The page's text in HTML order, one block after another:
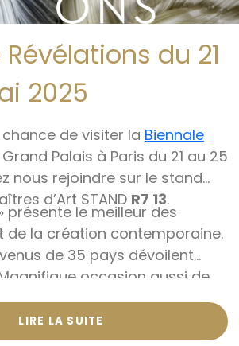
du 21
2025
de visiter la Biennale
Palais à Paris du 21 au 25
nous rejoindre sur le stand
d’Art STAND R7 13.
présente le meilleur des
de la création contemporaine.
de 35 pays dévoilent
occasion aussi de
du Grand Palais !
LIRE LA SUITE